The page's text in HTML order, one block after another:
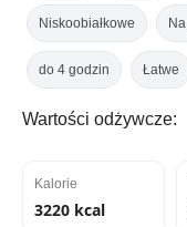
Niskoobiałkowe
do 4 godzin Łatwe
Wartości odżywcze:
Kalorie
3220 kcal